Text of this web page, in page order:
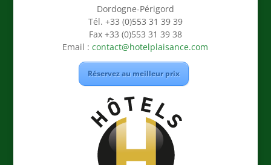
Dordogne-Périgord
Tél. +33 (0)553 31 39 39
Fax +33 (0)553 31 39 38
Email :contact@hotelplaisance.com
Réservez au meilleur prix